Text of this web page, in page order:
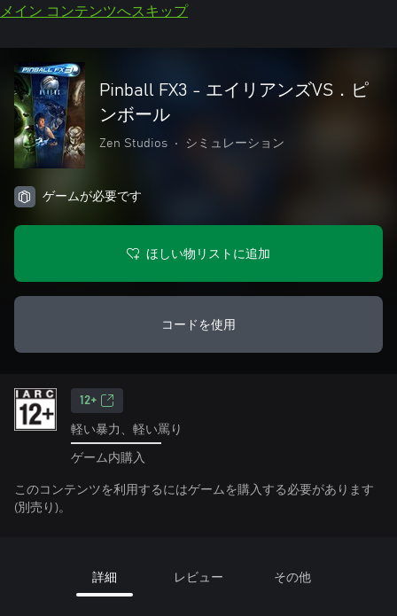
メイン コンテンツへスキップ
Pinball FX3 - エイリアンズVS．ピ
ンボール
Zen Studios • シミュレーション
ゲームが必要です
ほしい物リストに追加
コードを使用
12+
軽い暴力、軽い罵り
ゲーム内購入
このコンテンツを利用するにはゲームを購入する必要があります
(別売り)。
詳細 レビュー その他